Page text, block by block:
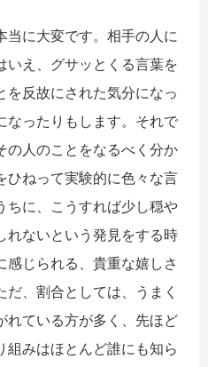
に大変です。相手の人に
いえ、グサッとくる言葉を
を反故にされた気分になっ
なったりもします。それで
の人のことをなるべく分か
ひねって実験的に色々な言
ちに、こうすれば少し穏や
れないという発見をする時
感じられる、貴重な嬉しさ
、割合としては、うまく
れている方が多く、先ほど
組みはほとんど誰にも知ら